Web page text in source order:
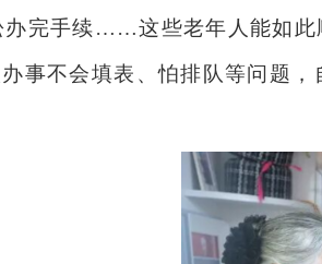
办完手续……这些老年人能如此
事不会填表、怕排队等问题，